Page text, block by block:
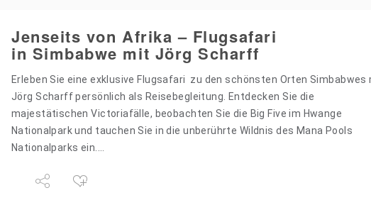
Jenseits von Afrika – Flugsafari
in Simbabwe mit Jörg Scharff
Erleben Sie eine exklusive Flugsafari zu den schönsten Orten Simbabwes
Jörg Scharff persönlich als Reisebegleitung. Entdecken Sie die
majestätischen Victoriafälle, beobachten Sie die Big Five im Hwange
Nationalpark und tauchen Sie in die unberührte Wildnis des Mana Pools
Nationalparks ein.…